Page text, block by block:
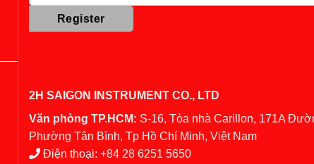
2H SAIGON INSTRUMENT CO., LTD
Văn phòng TP.HCM: S-16, Tòa nhà Carillon, 171A
Phường Tân Bình, Tp Hồ Chí Minh, Việt Nam
Điện thoại: +84 28 6251 5650